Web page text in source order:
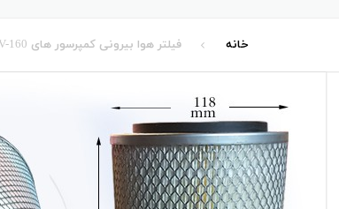
خانه فیلتر هوا بیرونی کمپرسور های CV-160 و CR-250 و CV-400